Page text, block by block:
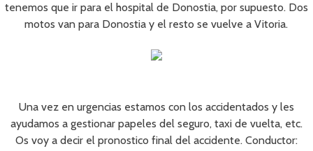
tenemos que ir para el hospital de Donostia, por supuesto. Dos
motos van para Donostia y el resto se vuelve a Vitoria.
Una vez en urgencias estamos con los accidentados y les
ayudamos a gestionar papeles del seguro, taxi de vuelta, etc.
Os voy a decir el pronostico final del accidente. Conductor: